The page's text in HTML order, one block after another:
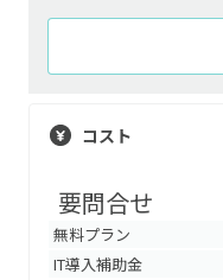
コスト
要問合せ
無料プラン
IT導入補助金